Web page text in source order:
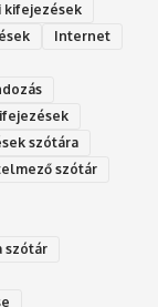
kifejezések
Internet
szótára
szótár
Ps‮gólohciz‬ia s‮átóz‬r